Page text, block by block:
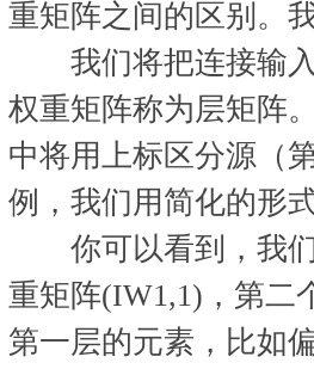
重矩阵之间的区别。
我们将把连接输入
权重矩阵称为层矩阵
中将用上标区分源（
例，我们用简化的形
你可以看到，我们
重矩阵(IW1,1)，第二
第一层的元素，比如